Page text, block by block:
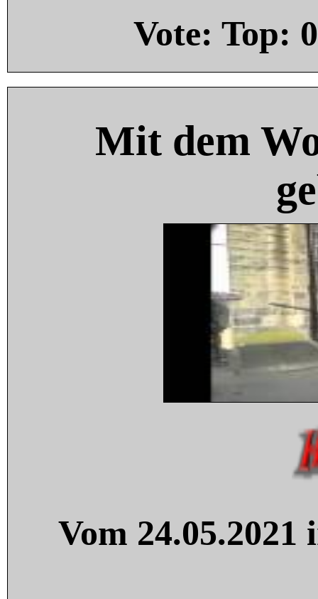
Vote: Top: 0
Mit dem
Vom